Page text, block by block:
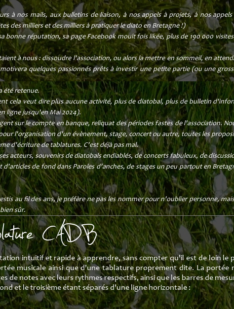
à nos mails, aux bulletins de liaison, à nos appels à projets, à nos
des milliers et des milliers à pratiquer le diato en Bretagne !)
bonne réputation, sa page Facebook moult fois likée, plus de 190 000
à nous : dissoudre l'association, ou alors la mettre en sommeil, en
quelques passionnés prêts à investir une petite partie (ou une
été retenue.
cela veut dire plus aucune activité, plus de diatobal, plus de bulletin
ligne jusqu'en Mai 2024).
sur le compte en banque, reliquat des périodes fastes de l'association.
l'organisation d'un évènement, stage, concert ou autre, toutes les
d'écriture de tablatures. C'est déjà pas mal.
acteurs, souvenirs de diatobals endiablés, de concerts fabuleux, de
d'articles de fond dans Paroles d'anches, de stages un peu partout en
au fil des ans, je préfère ne pas les nommer pour n'oublier personne,
sûr.
CADB
intuitif et rapide à apprendre, sans compter qu'il est de loin le
musicale ainsi que d'une tablature proprement dite. La portée
de notes avec leurs rythmes respectifs, ainsi que les barres de
et le troisième étant séparés d'une ligne horizontale :